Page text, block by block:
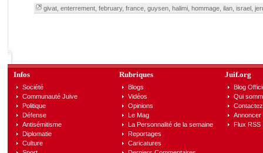
givat, enterrement, february, france, guysen, halimi, hommage, ilan, israel,
Infos
Société
Communauté Juive
Politique
Défense
Antisémitisme
Diplomatie
Culture
Rubriques
Blogs
Vidéos
Opinions
Le Mag
La Personnalité de la semaine
Reportages
Caricatures
Juif.org
Blog
Qui
Annoncer
Flux RSS